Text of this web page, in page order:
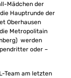
Mädchen der
Hauptrunde der
Oberhausen
Metropolitain
werden
oder –
Team am letzten